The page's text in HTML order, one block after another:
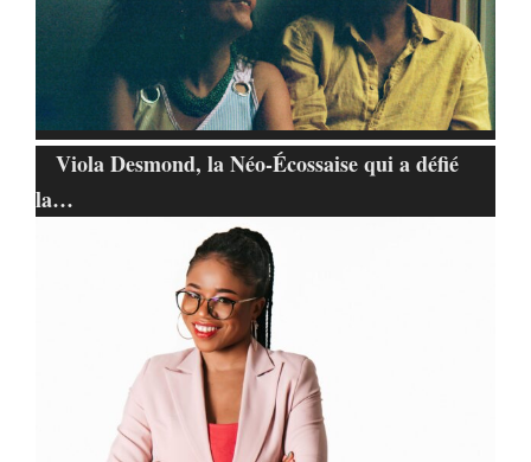
Viola Desmond, la Néo-Écossaise qui a défié
la…